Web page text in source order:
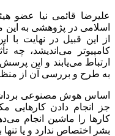
علیرضا قائمی نیا عضو
اسلامی در پژوهشی به
از این قبیل در نهایت با
کامپیوتر می‌اندیشد، چه
ارتباط می‌یابند و این
به طرح و بررسی آن از
اساس هوش مصنوعی
جز انجام دادن کارهایی
کارها را ماشین انجام
بشر اختصاص ندارد و یا